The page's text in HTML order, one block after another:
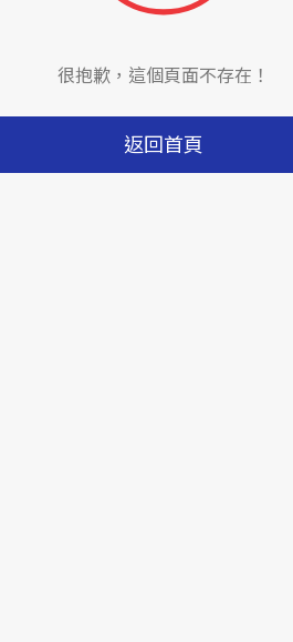
很抱歉，這個頁面不存在！
返回首頁